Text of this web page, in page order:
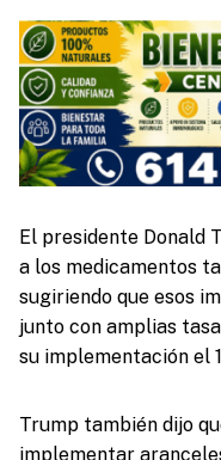
El presidente Donald
a los medicamentos
sugiriendo que esos
junto con amplias
su implementación el
Trump también dijo
implementar